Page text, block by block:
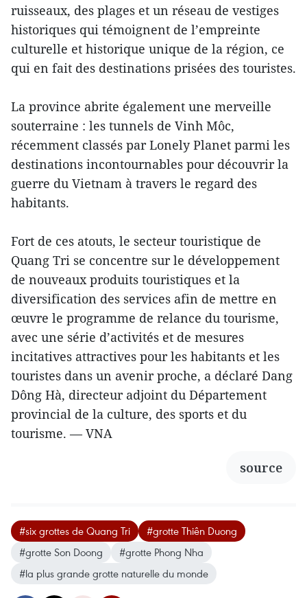
ruisseaux, des plages et un réseau de vestiges
historiques qui témoignent de l’empreinte
culturelle et historique unique de la région, ce
qui en fait des destinations prisées des touristes.
La province abrite également une merveille
souterraine : les tunnels de Vinh Môc,
récemment classés par Lonely Planet parmi les
destinations incontournables pour découvrir la
guerre du Vietnam à travers le regard des
habitants.
Fort de ces atouts, le secteur touristique de
Quang Tri se concentre sur le développement
de nouveaux produits touristiques et la
diversification des services afin de mettre en
œuvre le programme de relance du tourisme,
avec une série d’activités et de mesures
incitatives attractives pour les habitants et les
touristes dans un avenir proche, a déclaré Dang
Dông Hà, directeur adjoint du Département
provincial de la culture, des sports et du
tourisme. — VNA
source
#six grottes de Quang Tri
#grotte Thiên Duong
#grotte Son Doong
#grotte Phong Nha
#la plus grande grotte naturelle du monde